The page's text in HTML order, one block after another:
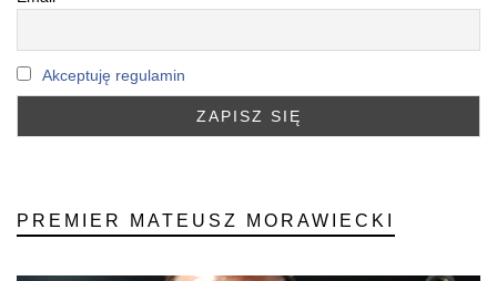
Akceptuję regulamin
PREMIER MATEUSZ MORAWIECKI